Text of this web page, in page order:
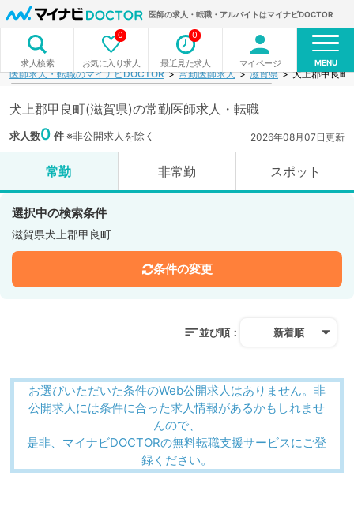
医師の求人・転職・アルバイトはマイナビDOCTOR
求人検索 お気に入り求人
0
最近見た求人
0
マイページ MENU
医師求人・転職のマイナビDOCTOR 常勤医師求人 滋賀県 犬上郡甲良町
犬上郡甲良町(滋賀県)の常勤医師求人・転職
求人数0 件※非公開求人を除く 2026年08月07日更新
常勤 非常勤 スポット
選択中の検索条件
滋賀県犬上郡甲良町
条件の変更
並び順： 新着順
お選びいただいた条件のWeb公開求人はありません。非
公開求人には条件に合った求人情報があるかもしれませ
んので、
是非、マイナビDOCTORの無料転職支援サービスにご登
録ください。